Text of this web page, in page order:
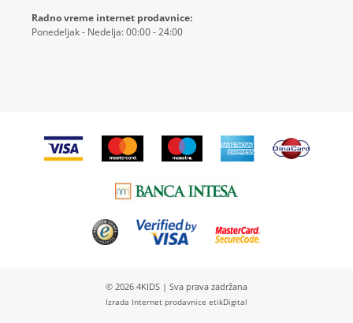
Radno vreme internet prodavnice:
Ponedeljak - Nedelja: 00:00 - 24:00
© 2026 4KIDS | Sva prava zadržana
Izrada Internet prodavnice etikDigital